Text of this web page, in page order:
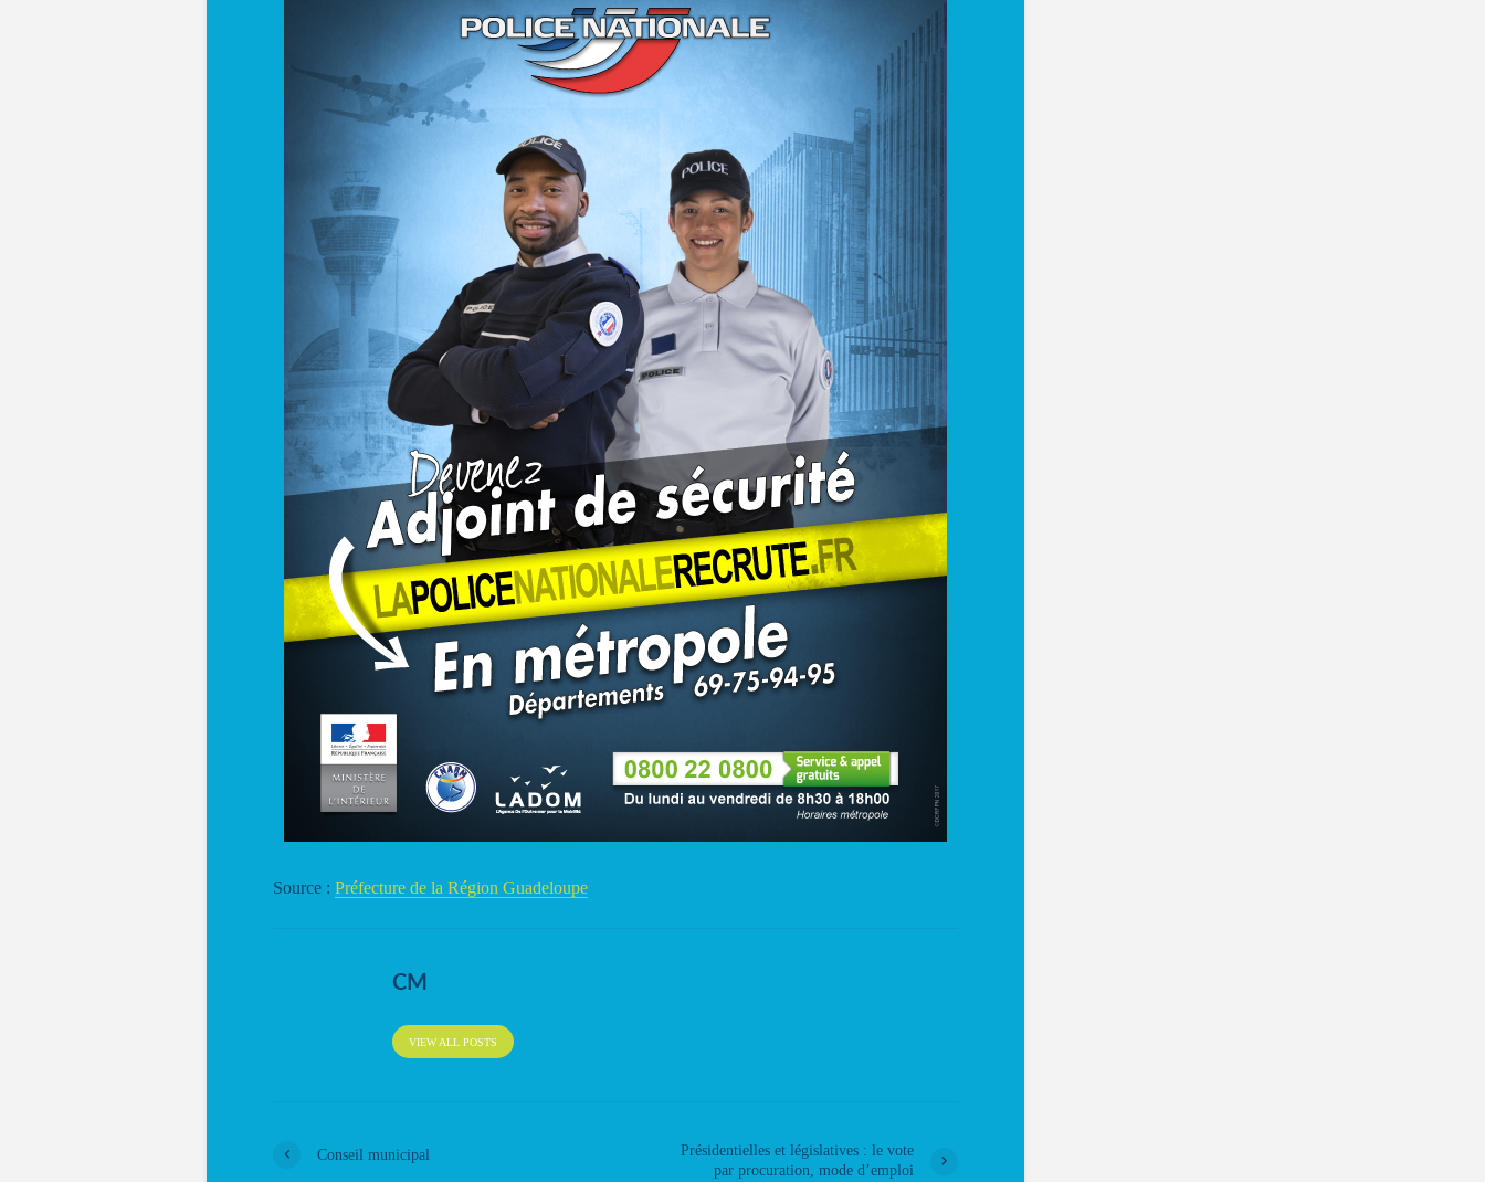
Source : Préfecture de la Région Guadeloupe
CM
VIEW ALL POSTS
Conseil municipal
Présidentielles et législatives : le vote
par procuration, mode d’emploi